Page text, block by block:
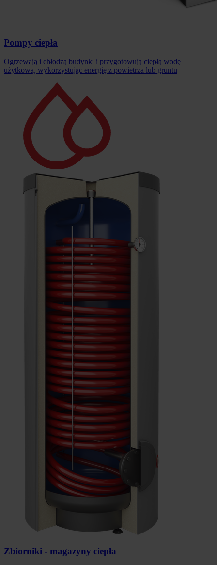
Pompy ciepła
Ogrzewają i chłodzą budynki i przygotowują ciepłą wodę
użytkową, wykorzystując energię z powietrza lub gruntu
Zbiorniki - magazyny ciepła